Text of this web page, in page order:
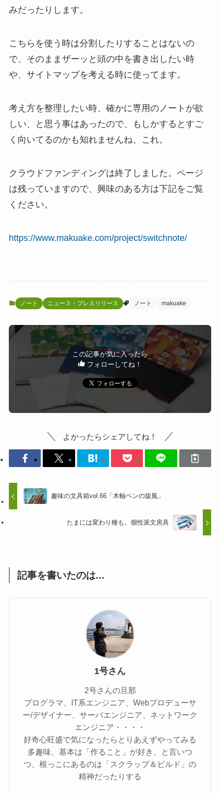
みだったりします。
こちらを使う時は分割したりすることはないの
で、そのままザーッと頭の中を書き出したい時
や、サイトマップを考える時に使ってます。
考え方を整理したい時、確かに専用のノートが欲
しい、と思う事はあったので、もしかするとすご
く向いてるのかも知れませんね、これ。
クラウドファンディングは終了しました。ページ
は残っていますので、興味のある方は下記をご覧
ください。
https://www.makuake.com/project/switchnote/
ノート ニュース・プレスリリース ノート makuake
この記事が気に入ったら
フォローしてね！
よかったらシェアしてね！
趣味の文具箱vol.66「木軸ペンの旋風」
たまには変わり種も。個性派文房具
記事を書いたのは...
1号さん
2号さんの旦那
プログラマ、IT系エンジニア、Webプロデューサ
ー/デザイナー、サーバエンジニア、ネットワーク
エンジニア・・・・
好奇心旺盛で気になったらとりあえずやってみる
多趣味、基本は「作ること」が好き、と言いつ
つ、根っこにあるのは「スクラップ＆ビルド」の
精神だったりする